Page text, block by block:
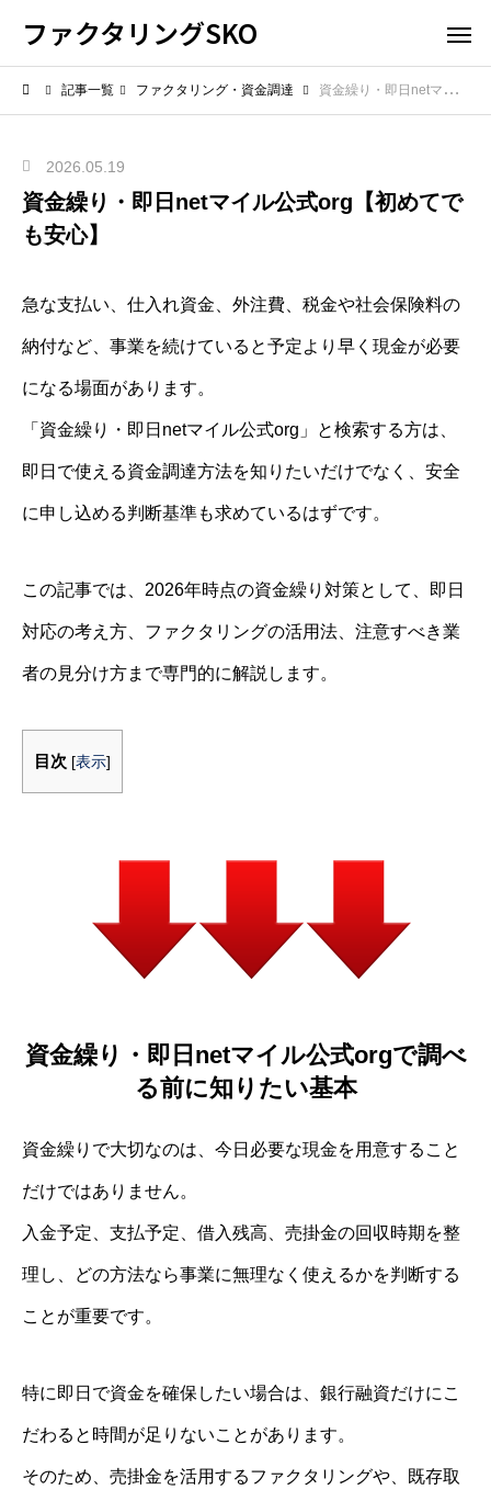
ファクタリングSKO
記事一覧 ファクタリング・資金調達 資金繰り・即日netマイル公式org【初めてでも安心】
2026.05.19
資金繰り・即日netマイル公式org【初めてで
も安心】
急な支払い、仕入れ資金、外注費、税金や社会保険料の
納付など、事業を続けていると予定より早く現金が必要
になる場面があります。
「資金繰り・即日netマイル公式org」と検索する方は、
即日で使える資金調達方法を知りたいだけでなく、安全
に申し込める判断基準も求めているはずです。
この記事では、2026年時点の資金繰り対策として、即日
対応の考え方、ファクタリングの活用法、注意すべき業
者の見分け方まで専門的に解説します。
目次 [表示]
資金繰り・即日netマイル公式orgで調べ
る前に知りたい基本
資金繰りで大切なのは、今日必要な現金を用意すること
だけではありません。
入金予定、支払予定、借入残高、売掛金の回収時期を整
理し、どの方法なら事業に無理なく使えるかを判断する
ことが重要です。
特に即日で資金を確保したい場合は、銀行融資だけにこ
だわると時間が足りないことがあります。
そのため、売掛金を活用するファクタリングや、既存取